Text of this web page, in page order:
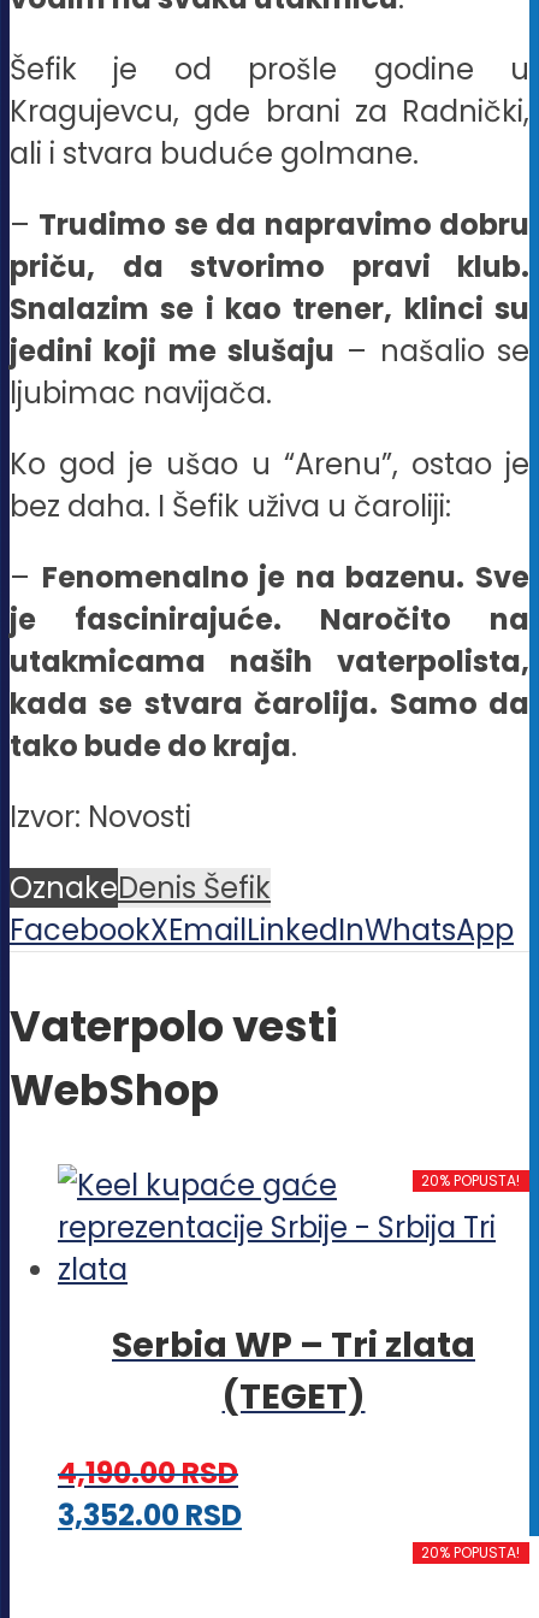
Šefik je od prošle godine u
Kragujevcu, gde brani za Radnički,
ali i stvara buduće golmane.
– Trudimo se da napravimo dobru
priču, da stvorimo pravi klub.
Snalazim se i kao trener, klinci su
jedini koji me slušaju – našalio se
ljubimac navijača.
Ko god je ušao u “Arenu”, ostao je
bez daha. I Šefik uživa u čaroliji:
– Fenomenalno je na bazenu. Sve
je fascinirajuće. Naročito na
utakmicama naših vaterpolista,
kada se stvara čarolija. Samo da
tako bude do kraja.
Izvor: Novosti
OznakeDenis Šefik
FacebookXEmailLinkedInWhatsApp
Vaterpolo vesti
WebShop
20% POPUSTA!
Serbia WP – Tri zlata
(TEGET)
4,190.00RSD
3,352.00RSDOvaj
20% POPUSTA!